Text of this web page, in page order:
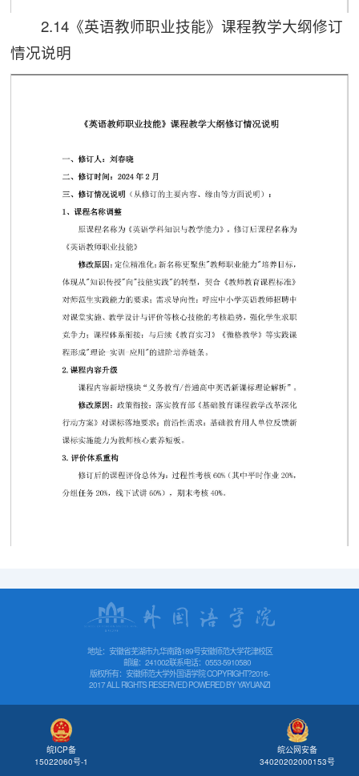
第 1 页
2.14《英语教师职业技能》课程教学大纲修订
情况说明
地址：安徽省芜湖市九华南路189号安徽师范大学花津校区
邮编：241002联系电话：0553-5910580
版权所有：安徽师范大学外国语学院 COPYRIGHT?2016-
2017 ALL RIGHTS RESERVED POWERED BYYAYUANZI
皖ICP备
15022060号-1
皖公网安备
34020202000153号